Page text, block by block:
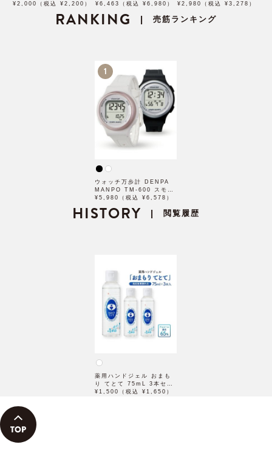
¥2,000（税込 ¥2,200）
¥6,463（税込 ¥6,980）
¥2,980（税込 ¥3,278）
RANKING | 売筋ランキング
1
ウォッチ万歩計 DENPA
MANPO TM-600 スモー
ルモデル
¥5,980（税込 ¥6,578）
HISTORY | 閲覧履歴
薬用ハンドジェル おまも
り てとて 75mL 3本セッ
ト 【医薬部外品】
¥1,500（税込 ¥1,650）